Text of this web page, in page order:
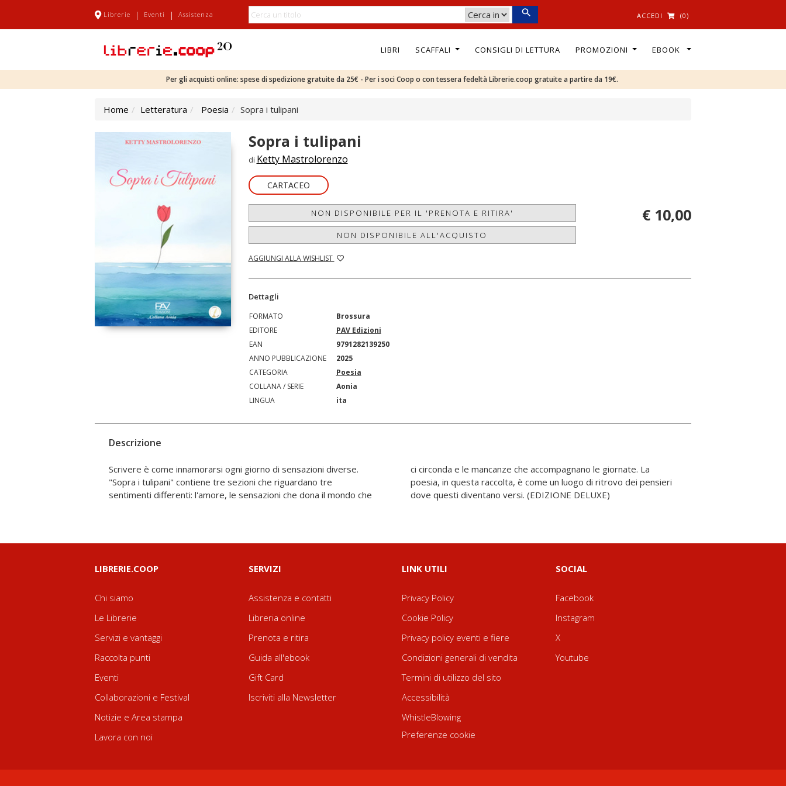
Librerie | Eventi | Assistenza ACCEDI (0)
LIBRI SCAFFALI CONSIGLI DI LETTURA PROMOZIONI EBOOK
Per gli acquisti online: spese di spedizione gratuite da 25€ - Per i soci Coop o con tessera fedeltà Librerie.coop gratuite a partire da 19€.
Home Letteratura Poesia Sopra i tulipani
Sopra i tulipani
di Ketty Mastrolorenzo
CARTACEO
NON DISPONIBILE PER IL 'PRENOTA E RITIRA'
NON DISPONIBILE ALL'ACQUISTO
AGGIUNGI ALLA WISHLIST
€ 10,00
Dettagli
FORMATO
Brossura
EDITORE
PAV Edizioni
EAN
9791282139250
ANNO PUBBLICAZIONE
2025
CATEGORIA
Poesia
COLLANA / SERIE
Aonia
LINGUA
ita
Descrizione
Scrivere è come innamorarsi ogni giorno di sensazioni diverse.
"Sopra i tulipani" contiene tre sezioni che riguardano tre
sentimenti differenti: l'amore, le sensazioni che dona il mondo che
ci circonda e le mancanze che accompagnano le giornate. La
poesia, in questa raccolta, è come un luogo di ritrovo dei pensieri
dove questi diventano versi. (EDIZIONE DELUXE)
LIBRERIE.COOP
Chi siamo
Le Librerie
Servizi e vantaggi
Raccolta punti
Eventi
Collaborazioni e Festival
Notizie e Area stampa
Lavora con noi
SERVIZI
Assistenza e contatti
Libreria online
Prenota e ritira
Guida all'ebook
Gift Card
Iscriviti alla Newsletter
LINK UTILI
Privacy Policy
Cookie Policy
Privacy policy eventi e fiere
Condizioni generali di vendita
Termini di utilizzo del sito
Accessibilità
WhistleBlowing
Preferenze cookie
SOCIAL
Facebook
Instagram
X
Youtube